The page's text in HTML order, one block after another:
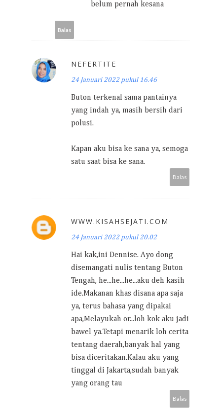
belum pernah kesana
Balas
NEFERTITE
24 Januari 2022 pukul 16.46
Buton terkenal sama pantainya
yang indah ya, masih bersih dari
polusi.
Kapan aku bisa ke sana ya, semoga
satu saat bisa ke sana.
Balas
WWW.KISAHSEJATI.COM
24 Januari 2022 pukul 20.02
Hai kak,ini Dennise. Ayo dong
disemangati nulis tentang Buton
Tengah, he...he...he...aku deh kasih
ide.Makanan khas disana apa saja
ya, terus bahasa yang dipakai
apa,Melayukah or...loh kok aku jadi
bawel ya.Tetapi menarik loh cerita
tentang daerah,banyak hal yang
bisa diceritakan.Kalau aku yang
tinggal di Jakarta,sudah banyak
yang orang tau
Balas